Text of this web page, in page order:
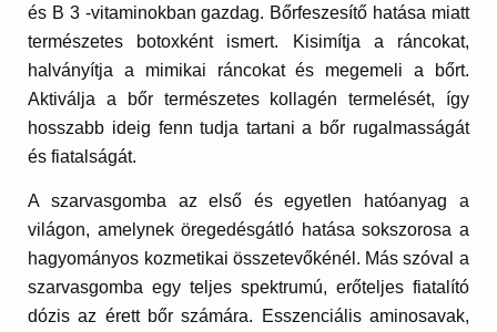
és B 3 -vitaminokban gazdag. Bőrfeszesítő hatása miatt
természetes botoxként ismert. Kisimítja a ráncokat,
halványítja a mimikai ráncokat és megemeli a bőrt.
Aktiválja a bőr természetes kollagén termelését, így
hosszabb ideig fenn tudja tartani a bőr rugalmasságát
és fiatalságát.
A szarvasgomba az első és egyetlen hatóanyag a
világon, amelynek öregedésgátló hatása sokszorosa a
hagyományos kozmetikai összetevőkénél. Más szóval a
szarvasgomba egy teljes spektrumú, erőteljes fiatalító
dózis az érett bőr számára. Esszenciális aminosavak,